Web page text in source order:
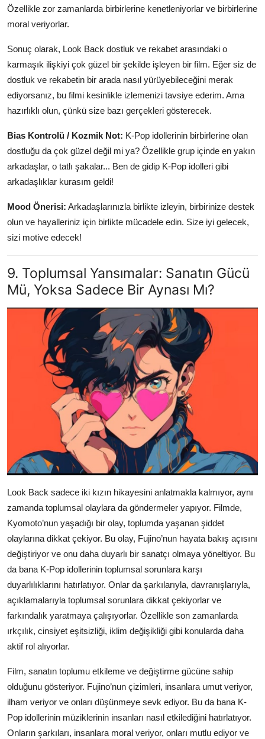
Özellikle zor zamanlarda birbirlerine kenetleniyorlar ve birbirlerine
moral veriyorlar.
Sonuç olarak, Look Back dostluk ve rekabet arasındaki o
karmaşık ilişkiyi çok güzel bir şekilde işleyen bir film. Eğer siz de
dostluk ve rekabetin bir arada nasıl yürüyebileceğini merak
ediyorsanız, bu filmi kesinlikle izlemenizi tavsiye ederim. Ama
hazırlıklı olun, çünkü size bazı gerçekleri gösterecek.
Bias Kontrolü / Kozmik Not: K-Pop idollerinin birbirlerine olan
dostluğu da çok güzel değil mi ya? Özellikle grup içinde en yakın
arkadaşlar, o tatlı şakalar... Ben de gidip K-Pop idolleri gibi
arkadaşlıklar kurasım geldi!
Mood Önerisi: Arkadaşlarınızla birlikte izleyin, birbirinize destek
olun ve hayalleriniz için birlikte mücadele edin. Size iyi gelecek,
sizi motive edecek!
9. Toplumsal Yansımalar: Sanatın Gücü
Mü, Yoksa Sadece Bir Aynası Mı?
Look Back sadece iki kızın hikayesini anlatmakla kalmıyor, aynı
zamanda toplumsal olaylara da göndermeler yapıyor. Filmde,
Kyomoto’nun yaşadığı bir olay, toplumda yaşanan şiddet
olaylarına dikkat çekiyor. Bu olay, Fujino’nun hayata bakış açısını
değiştiriyor ve onu daha duyarlı bir sanatçı olmaya yöneltiyor. Bu
da bana K-Pop idollerinin toplumsal sorunlara karşı
duyarlılıklarını hatırlatıyor. Onlar da şarkılarıyla, davranışlarıyla,
açıklamalarıyla toplumsal sorunlara dikkat çekiyorlar ve
farkındalık yaratmaya çalışıyorlar. Özellikle son zamanlarda
ırkçılık, cinsiyet eşitsizliği, iklim değişikliği gibi konularda daha
aktif rol alıyorlar.
Film, sanatın toplumu etkileme ve değiştirme gücüne sahip
olduğunu gösteriyor. Fujino’nun çizimleri, insanlara umut veriyor,
ilham veriyor ve onları düşünmeye sevk ediyor. Bu da bana K-
Pop idollerinin müziklerinin insanları nasıl etkilediğini hatırlatıyor.
Onların şarkıları, insanlara moral veriyor, onları mutlu ediyor ve